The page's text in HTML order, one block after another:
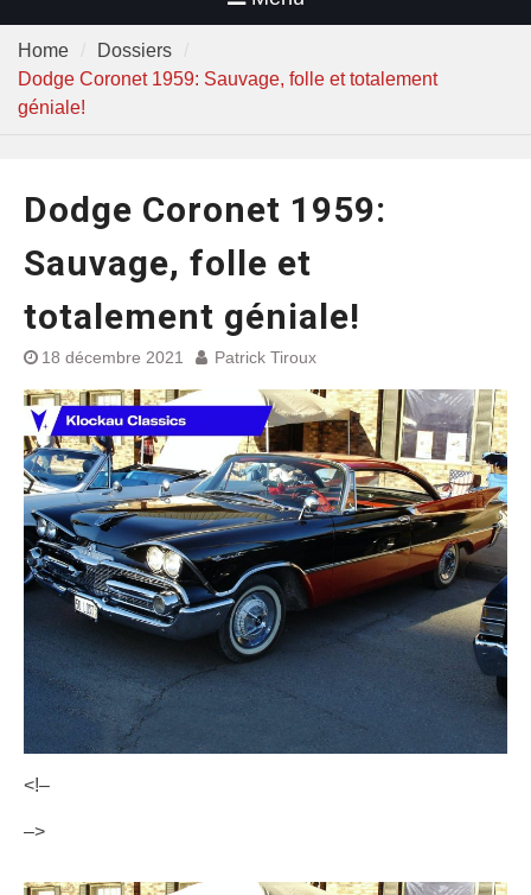
Home
Dossiers
Dodge Coronet 1959: Sauvage, folle et totalement
géniale!
Dodge Coronet 1959:
Sauvage, folle et
totalement géniale!
18 décembre 2021 Patrick Tiroux
<!–
–>